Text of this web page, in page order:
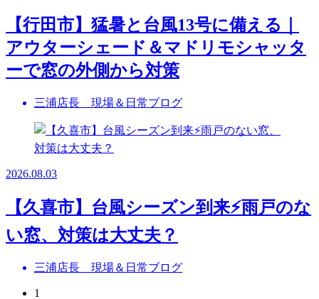
【行田市】猛暑と台風13号に備える｜
アウターシェード＆マドリモシャッタ
ーで窓の外側から対策
三浦店長 現場＆日常ブログ
2026.08.03
【久喜市】台風シーズン到来⚡雨戸のな
い窓、対策は大丈夫？
三浦店長 現場＆日常ブログ
1